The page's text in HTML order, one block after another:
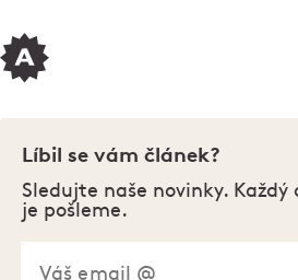
Líbil se vám článek?
Sledujte naše novinky.
je pošleme.